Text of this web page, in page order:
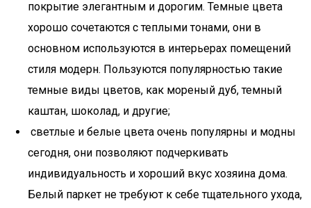
покрытие элегантным и дорогим. Темные цвета
хорошо сочетаются с теплыми тонами, они в
основном используются в интерьерах помещений
стиля модерн. Пользуются популярностью такие
темные виды цветов, как мореный дуб, темный
каштан, шоколад, и другие;
светлые и белые цвета очень популярны и модны
сегодня, они позволяют подчеркивать
индивидуальность и хороший вкус хозяина дома.
Белый паркет не требуют к себе тщательного ухода,